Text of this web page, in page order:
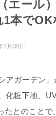
エール
本でOK
3月30日
アガーデン
化粧下地、
たとのこと